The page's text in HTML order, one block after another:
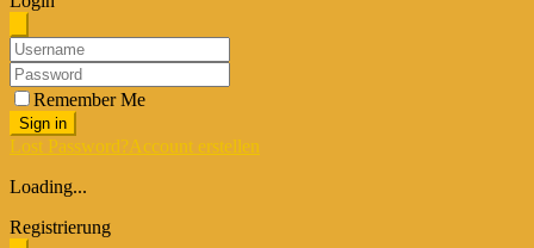
Remember Me
Sign in
Lost Password?Account erstellen
Loading...
Registrierung